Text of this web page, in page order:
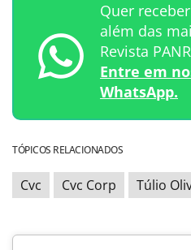
Quer
além das
Revista
Entre em
WhatsApp.
TÓPICOS RELACIONADOS
Cvc Cvc Corp Túlio